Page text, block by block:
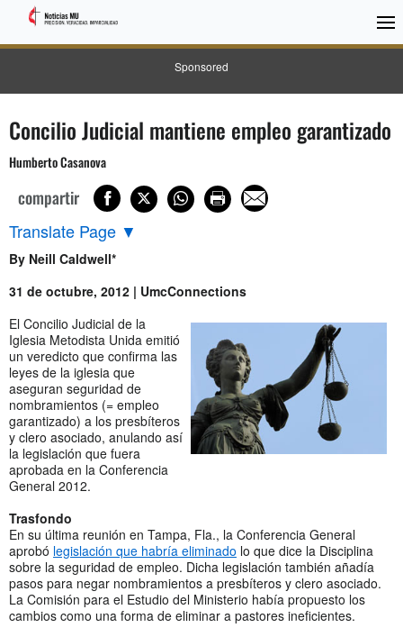
Sponsored
Concilio Judicial mantiene empleo garantizado
Humberto Casanova
compartir
Translate Page ▼
By Neill Caldwell*
31 de octubre, 2012 | UmcConnections
El Concilio Judicial de la
Iglesia Metodista Unida emitió
un veredicto que confirma las
leyes de la iglesia que
aseguran seguridad de
nombramientos (= empleo
garantizado) a los presbíteros
y clero asociado, anulando así
la legislación que fuera
aprobada en la Conferencia
General 2012.
Trasfondo
En su última reunión en Tampa, Fla., la Conferencia General
aprobó legislación que habría eliminado lo que dice la Disciplina
sobre la seguridad de empleo. Dicha legislación también añadía
pasos para negar nombramientos a presbíteros y clero asociado.
La Comisión para el Estudio del Ministerio había propuesto los
cambios como una forma de eliminar a pastores ineficientes.